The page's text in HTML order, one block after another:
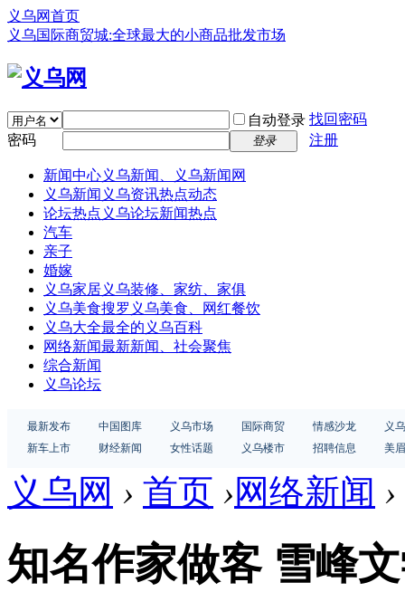
义乌网首页
义乌国际商贸城:全球最大的小商品批发市场
自动登录 找回密码
密码
登录 注册
新闻中心义乌新闻、义乌新闻网
义乌新闻 义乌资讯热点动态
论坛热点 义乌论坛新闻热点
汽车
亲子
婚嫁
义乌家居义乌装修、家纺、家俱
义乌美食搜罗义乌美食、网红餐饮
义乌大全最全的义乌百科
网络新闻最新新闻、社会聚焦
综合新闻
义乌论坛
最新发布 中国图库 义乌市场 国际商贸 情感沙龙
义
新车上市
财经新闻 女性话题 义乌楼市 招聘信息 美
义乌网 › 首页 ›网络新闻 ›
知名作家做客 雪峰